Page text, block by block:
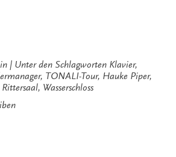
Unter den Schlagworten Klavier,
, TONALI-Tour, Hauke Piper,
Rittersaal, Wasserschloss
zu